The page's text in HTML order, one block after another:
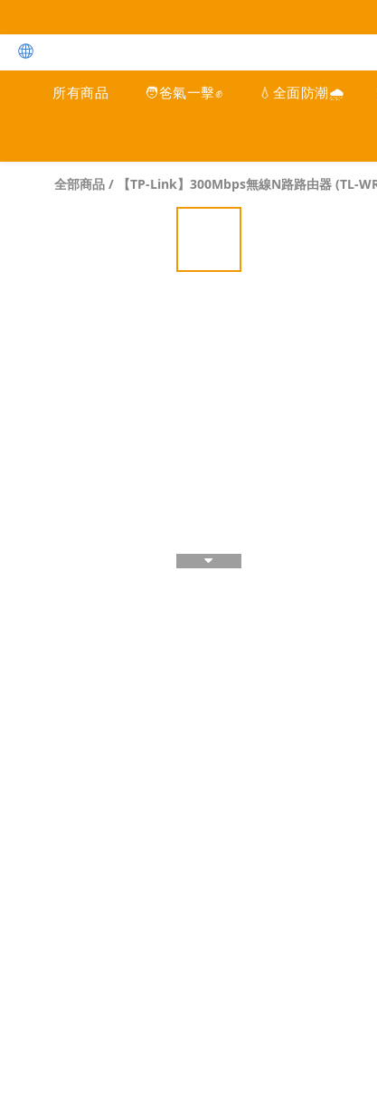
所有商品 🧑爸氣一擊✊ 💧全面防潮🌧️
全部商品 / 【TP-Link】300Mbps無線N路路由器 (TL-